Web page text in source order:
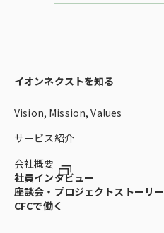
イオンネクストを知る
Vision, Mission, Values
サービス紹介
会社概要
社員インタビュー
座談会・プロジェクトストーリー
CFCで働く